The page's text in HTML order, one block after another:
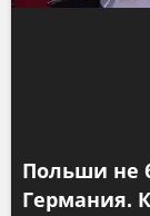
Польши не
Германия.